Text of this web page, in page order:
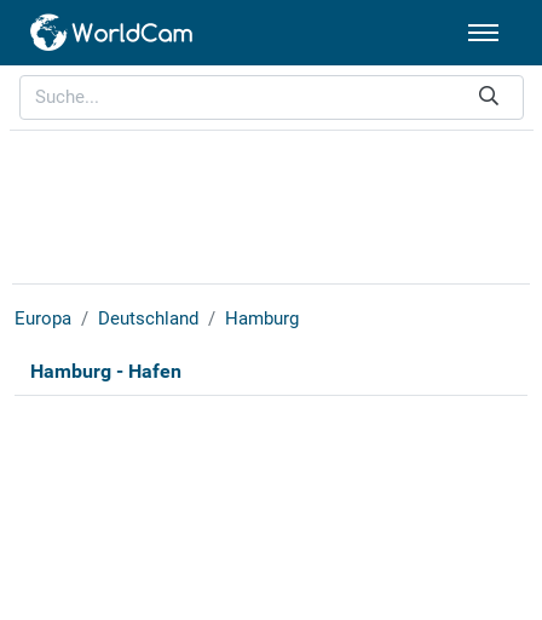
Europa Deutschland Hamburg
Hamburg - Hafen